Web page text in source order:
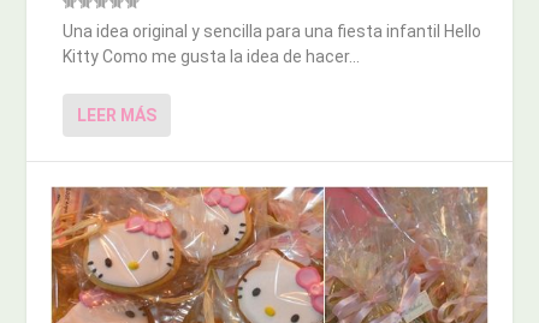
Una idea original y sencilla para una fiesta infantil Hello
Kitty Como me gusta la idea de hacer...
LEER MÁS